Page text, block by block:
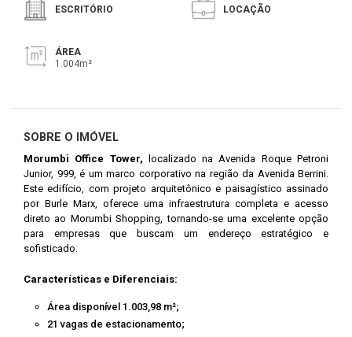
ESCRITÓRIO LOCAÇÃO
ÁREA
1.004m²
SOBRE O IMÓVEL
Morumbi Office Tower, localizado na Avenida Roque Petroni
Junior, 999, é um marco corporativo na região da Avenida Berrini.
Este edifício, com projeto arquitetônico e paisagístico assinado
por Burle Marx, oferece uma infraestrutura completa e acesso
direto ao Morumbi Shopping, tornando-se uma excelente opção
para empresas que buscam um endereço estratégico e
sofisticado.
Características e Diferenciais:
Área disponível 1.003,98 m²;
21 vagas de estacionamento;